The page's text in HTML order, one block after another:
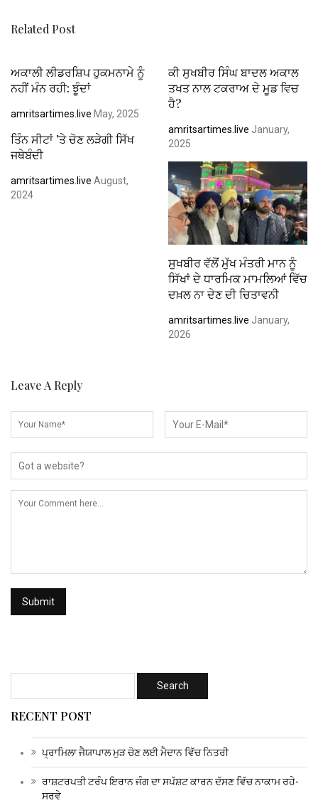
Related Post
ਅਕਾਲੀ ਲੀਡਰਸ਼ਿਪ ਹੁਕਮਨਾਮੇ ਨੂੰ
ਨਹੀਂ ਮੰਨ ਰਹੀ: ਝੂੰਦਾਂ
amritsartimes.live May, 2025
ਕੀ ਸੁਖਬੀਰ ਸਿੰਘ ਬਾਦਲ ਅਕਾਲ
ਤਖਤ ਨਾਲ ਟਕਰਾਅ ਦੇ ਮੂਡ ਵਿਚ
ਹੈ?
amritsartimes.live January,
2025
ਤਿੰਨ ਸੀਟਾਂ ’ਤੇ ਚੋਣ ਲੜੇਗੀ ਸਿੱਖ
ਜਥੇਬੰਦੀ
amritsartimes.live August,
2024
ਸੁਖਬੀਰ ਵੱਲੋਂ ਮੁੱਖ ਮੰਤਰੀ ਮਾਨ ਨੂੰ
ਸਿੱਖਾਂ ਦੇ ਧਾਰਮਿਕ ਮਾਮਲਿਆਂ ਵਿੱਚ
ਦਖ਼ਲ ਨਾ ਦੇਣ ਦੀ ਚਿਤਾਵਨੀ
amritsartimes.live January,
2026
Leave A Reply
RECENT POST
ਪ੍ਰਾਮਿਲਾ ਜੈਯਾਪਾਲ ਮੁੜ ਚੋਣ ਲਈ ਮੈਦਾਨ ਵਿੱਚ ਨਿਤਰੀ
ਰਾਸ਼ਟਰਪਤੀ ਟਰੰਪ ਇਰਾਨ ਜੰਗ ਦਾ ਸਪੱਸ਼ਟ ਕਾਰਨ ਦੱਸਣ ਵਿੱਚ ਨਾਕਾਮ ਰਹੇ-
ਸਰਵੇ